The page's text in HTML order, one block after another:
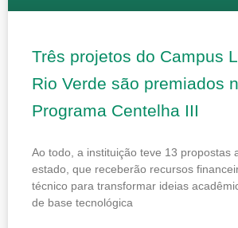
Três projetos do Campus
Rio Verde são premiados
Programa Centelha III
Ao todo, a instituição teve 13 propostas
estado, que receberão recursos
técnico para transformar ideias
de base tecnológica